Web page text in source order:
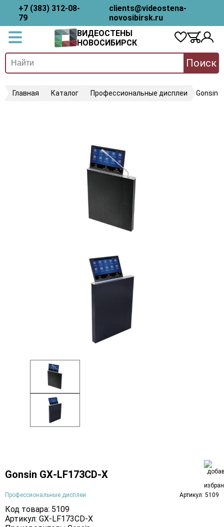
+7 (383) 312-08-
79
clients@videostena-
novosibirsk.ru
ВИДЕОСТЕНЫ
НОВОСИБИРСК
Поиск
Главная Каталог Профессиональные дисплеи Gonsin
Gonsin GX‑LF173CD‑X
Профессиональные дисплеи Артикул: 5109
Код товара: 5109
Артикул: GX‑LF173CD‑X